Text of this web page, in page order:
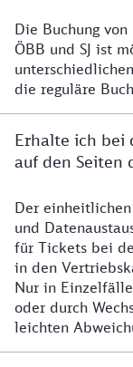
Ist die Buchung
Die Buchung
ÖBB und SJ ist
die reguläre
Erhalte ich bei
auf den Seiten
Erhalte ich bei
Der
und
für Tickets bei
in den
Nur in
oder durch
leichten